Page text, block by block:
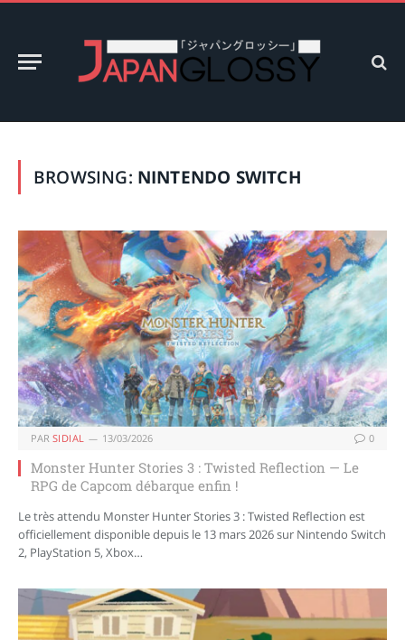
BROWSING: NINTENDO SWITCH
PAR SIDIAL 13/03/2026 0
Monster Hunter Stories 3 : Twisted Reflection — Le
RPG de Capcom débarque enfin !
Le très attendu Monster Hunter Stories 3 : Twisted Reflection est
officiellement disponible depuis le 13 mars 2026 sur Nintendo Switch
2, PlayStation 5, Xbox…